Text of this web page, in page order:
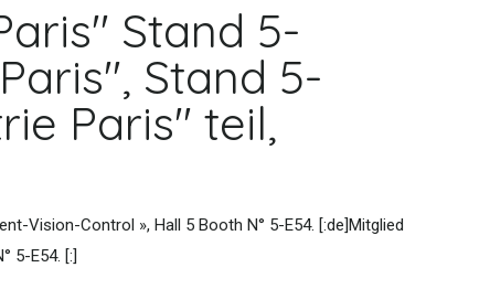
Stand 5-
Stand 5-
Paris" teil,
Vision-Control », Hall 5 Booth N° 5-E54. [:de]Mitglied
5-E54. [:]